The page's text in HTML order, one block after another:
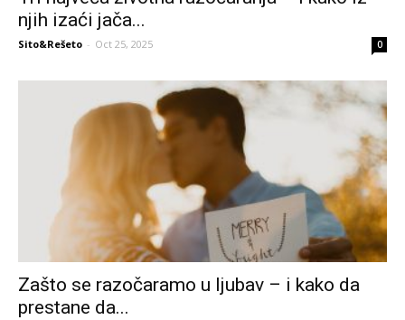
njih izaći jača...
Sito&Rešeto - Oct 25, 2025 0
Zašto se razočaramo u ljubav – i kako da
prestane da...